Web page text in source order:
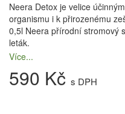
Neera Detox je velice
organismu i k přirozenému
0,5l Neera přírodní stromový
leták.
Více...
590 Kč s DPH